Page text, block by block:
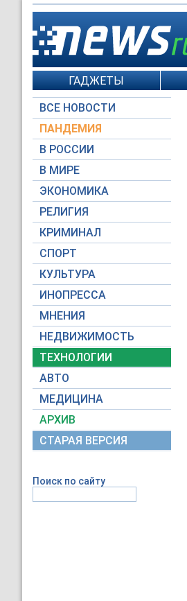
ГАДЖЕТЫ
ВСЕ НОВОСТИ
ПАНДЕМИЯ
В РОССИИ
В МИРЕ
ЭКОНОМИКА
РЕЛИГИЯ
КРИМИНАЛ
СПОРТ
КУЛЬТУРА
ИНОПРЕССА
МНЕНИЯ
НЕДВИЖИМОСТЬ
ТЕХНОЛОГИИ
АВТО
МЕДИЦИНА
АРХИВ
СТАРАЯ ВЕРСИЯ
Поиск по сайту